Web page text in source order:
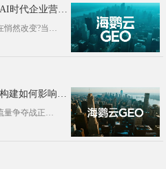
2025国内首份GEO白皮书，揭秘AI时代企业营销增长新引擎!海鹦云控股
你是否察觉，曾经熟悉的流量路径正在悄然改变?当用户不再频繁点击蓝色搜索链接，而是直接向DeepSeek、文心一言或Kimi提问···
2025年GEO优化白皮书：知识库构建如何影响AI搜索排序算法？
在2025年的互联网世界，一场无声的流量争夺战正在悄然上演。超过71%的用户搜索请求，答案在搜索结果页面直接呈现，用户无需点击···